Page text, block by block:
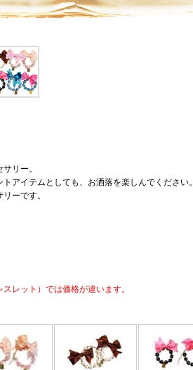
リー。
アイテムとしても、お洒落を楽しんでください。
ーです。
レット）では価格が違います。